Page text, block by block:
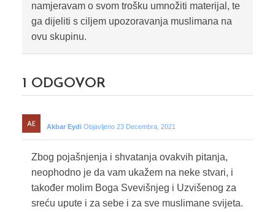
namjeravam o svom trošku umnožiti materijal, te
ga dijeliti s ciljem upozoravanja muslimana na
ovu skupinu.
1 ODGOVOR
Akbar Eydi Objavljeno 23 Decembra, 2021
Zbog pojašnjenja i shvatanja ovakvih pitanja,
neophodno je da vam ukažem na neke stvari, i
također molim Boga Svevišnjeg i Uzvišenog za
sreću upute i za sebe i za sve muslimane svijeta.